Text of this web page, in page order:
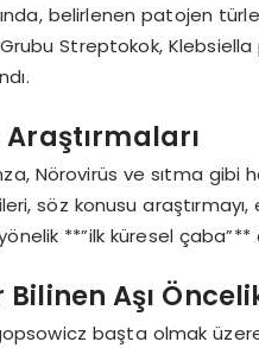
belirlenen patojen
Streptokok,
Araştırmaları
Nörovirüs ve sıtma gibi
söz konusu
**”ilk küresel
Bilinen Aşı
başta olmak üzere